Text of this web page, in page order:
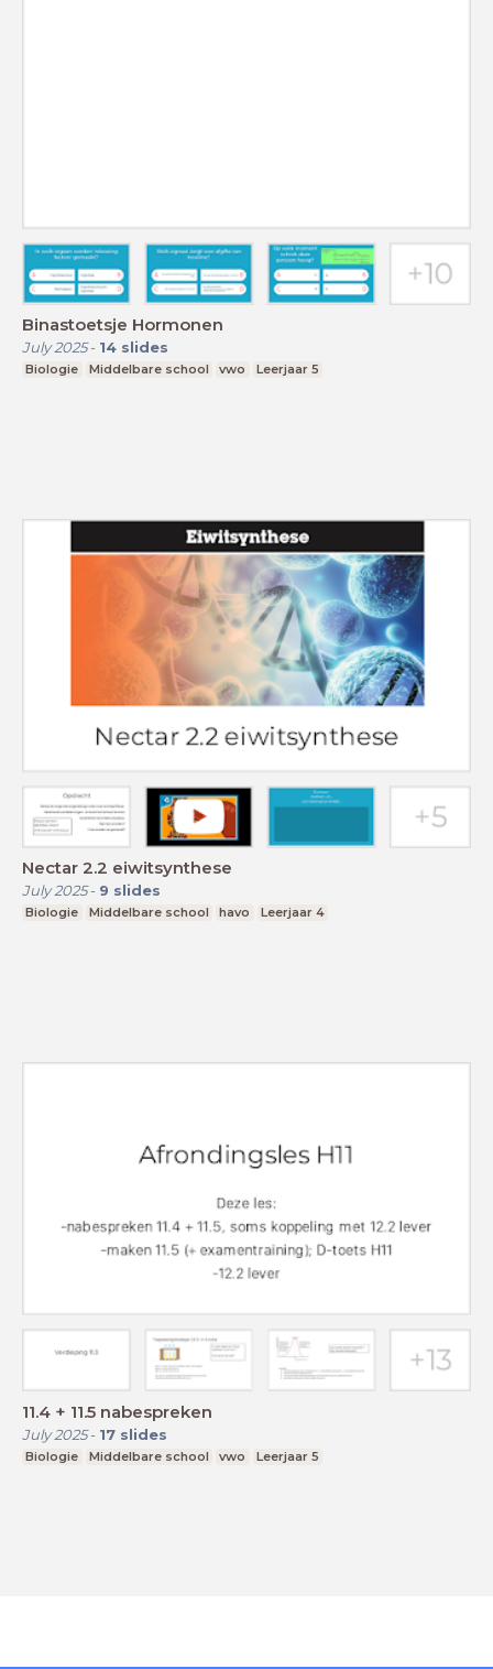
Binastoetsje Hormonen
July 2025- 14 slides
Biologie Middelbare school vwo Leerjaar 5
Nectar 2.2 eiwitsynthese
July 2025- 9 slides
Biologie Middelbare school havo Leerjaar 4
11.4 + 11.5 nabespreken
July 2025- 17 slides
Biologie Middelbare school vwo Leerjaar 5